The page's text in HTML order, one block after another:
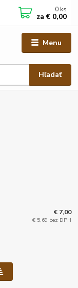
Menu
Hľadať
0 ks
za € 0,00
€ 7,00
€ 5,69 bez DPH